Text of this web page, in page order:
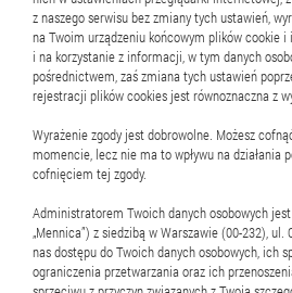
z naszego serwisu bez zmiany tych ustawień,
na Twoim urządzeniu końcowym plików cookie
i na korzystanie z informacji, w tym danych
pośrednictwem, zaś zmiana tych ustawień
rejestracji plików cookies jest równoznaczna z
Wyrażenie zgody jest dobrowolne. Możesz
momencie, lecz nie ma to wpływu na działania
cofnięciem tej zgody.
Administratorem Twoich danych osobowych
„Mennica”) z siedzibą w Warszawie (00-232),
nas dostępu do Twoich danych osobowych, ich
ograniczenia przetwarzania oraz ich
Mennica Polska
przed nowym p...
Mennica Polska ostrzega przed
sprzedaży fałszywych sztabek
towarzyszą podrobione
uwiarygodnić transakcję. To
bardziej wyrafin...
metod
stosowanych
przez
oszustów
Zobacz więcej